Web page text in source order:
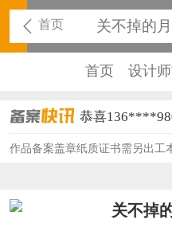
首页 关不掉的
首页 设计
恭喜
恭喜
恭喜
作品备案盖章纸质证书需另出工
关不掉